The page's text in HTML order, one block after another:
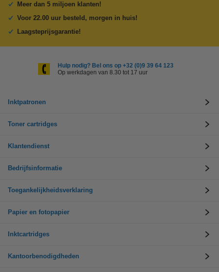
Meer dan 5 miljoen klanten!
Voor 22.00 uur besteld, morgen in huis!
Laagsteprijsgarantie!
Hulp nodig? Bel ons op +32 (0)9 39 64 123
Op werkdagen van 8.30 tot 17 uur
Inktpatronen
Toner cartridges
Klantendienst
Bedrijfsinformatie
Toegankelijkheidsverklaring
Papier en fotopapier
Inktcartridges
Kantoorbenodigdheden